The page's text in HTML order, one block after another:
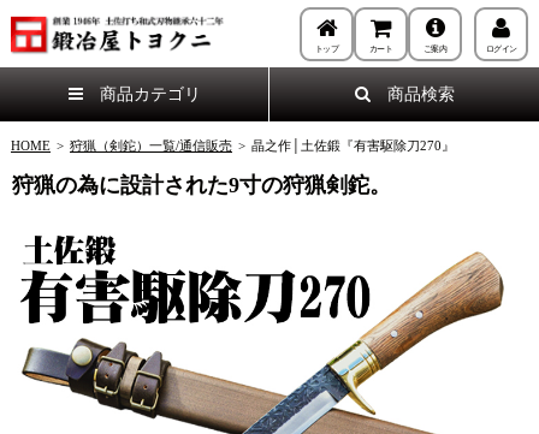
トップ カート ご案内 ログイン
商品カテゴリ 商品検索
HOME > 狩猟（剣鉈）一覧/通信販売 > 晶之作│土佐鍛『有害駆除刀270』
狩猟の為に設計された9寸の狩猟剣鉈。